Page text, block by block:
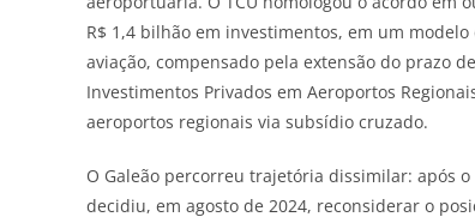
R$ 1,4 bilhão em investimentos, em um
aviação, compensado pela extensão do prazo
Investimentos Privados em Aeroportos
aeroportos regionais via subsídio cruzado.
O Galeão percorreu trajetória dissimilar: após
decidiu, em agosto de 2024, reconsiderar o